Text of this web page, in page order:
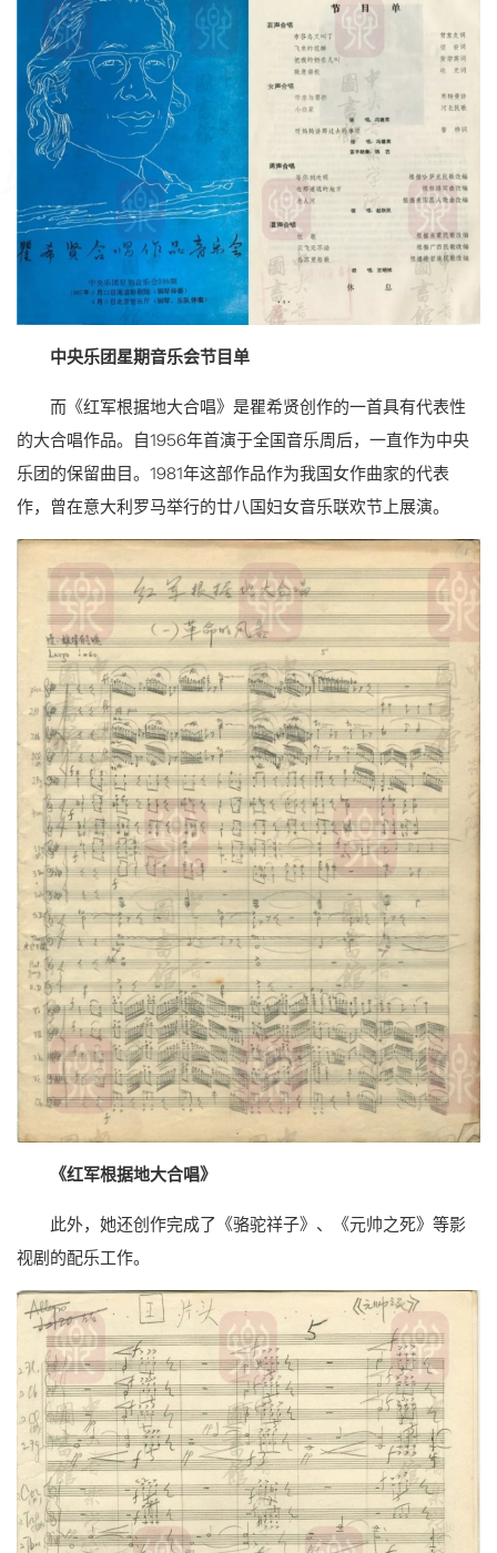
中央乐团星期音乐会节目单
而《红军根据地大合唱》是瞿希贤创作的一首具有代表性
的大合唱作品。自1956年首演于全国音乐周后，一直作为中央
乐团的保留曲目。1981年这部作品作为我国女作曲家的代表
作，曾在意大利罗马举行的廿八国妇女音乐联欢节上展演。
《红军根据地大合唱》
此外，她还创作完成了《骆驼祥子》、《元帅之死》等影
视剧的配乐工作。